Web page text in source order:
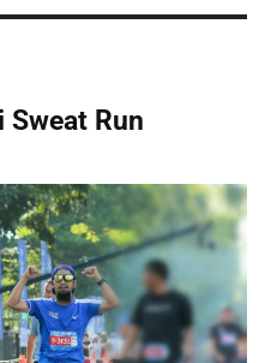
Sweat Run